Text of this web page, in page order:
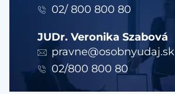
02/ 800 800 80
JUDr. Veronika Szabová
pravne@osobnyudaj.sk
02/800 800 80